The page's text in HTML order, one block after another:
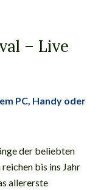
– Live
PC, Handy oder
der beliebten
bis ins Jahr
allererste